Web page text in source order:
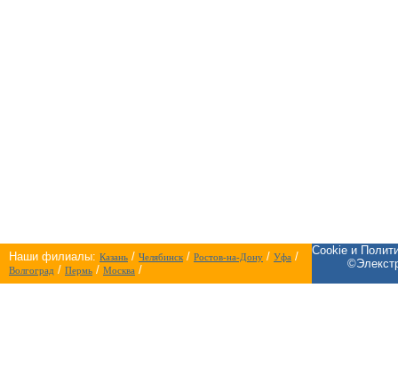
Наши филиалы: Казань / Челябинск/ Ростов-на-Дону / Уфа /
Волгоград / Пермь / Москва /
Cookie и